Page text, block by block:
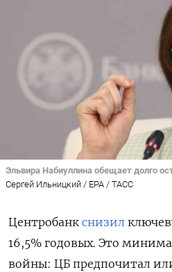
Эльвира Набиуллина обещает долго
Сергей Ильницкий / EPA / ТАСС
Центробанк снизил
16,5% годовых. Это
войны: ЦБ предпочитал